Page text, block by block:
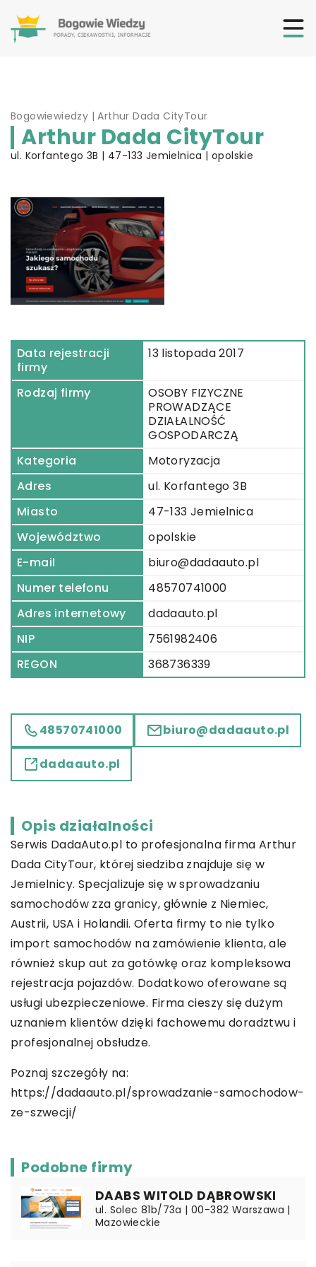
Bogowiewiedzy |Arthur Dada CityTour
Arthur Dada CityTour
ul. Korfantego 3B | 47-133 Jemielnica | opolskie
Data rejestracji
firmy
13 listopada 2017
Rodzaj firmy
OSOBY FIZYCZNE
PROWADZĄCE
DZIAŁALNOŚĆ
GOSPODARCZĄ
Kategoria
Motoryzacja
Adres
ul. Korfantego 3B
Miasto
47-133 Jemielnica
Województwo
opolskie
E-mail
biuro@dadaauto.pl
Numer telefonu
48570741000
Adres internetowy
dadaauto.pl
NIP
7561982406
REGON
368736339
48570741000 biuro@dadaauto.pl
dadaauto.pl
Opis działalności
Serwis DadaAuto.pl to profesjonalna firma Arthur
Dada CityTour, której siedziba znajduje się w
Jemielnicy. Specjalizuje się w sprowadzaniu
samochodów zza granicy, głównie z Niemiec,
Austrii, USA i Holandii. Oferta firmy to nie tylko
import samochodów na zamówienie klienta, ale
również skup aut za gotówkę oraz kompleksowa
rejestracja pojazdów. Dodatkowo oferowane są
usługi ubezpieczeniowe. Firma cieszy się dużym
uznaniem klientów dzięki fachowemu doradztwu i
profesjonalnej obsłudze.
Poznaj szczegóły na:
https://dadaauto.pl/sprowadzanie-samochodow-
ze-szwecji/
Podobne firmy
DAABS WITOLD DĄBROWSKI
ul. Solec 81b/73a | 00-382 Warszawa |
Mazowieckie